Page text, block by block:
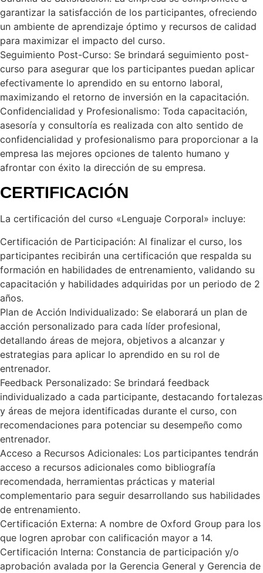
garantizar la satisfacción de los participantes, ofreciendo
un ambiente de aprendizaje óptimo y recursos de calidad
para maximizar el impacto del curso.
Seguimiento Post-Curso: Se brindará seguimiento post-
curso para asegurar que los participantes puedan aplicar
efectivamente lo aprendido en su entorno laboral,
maximizando el retorno de inversión en la capacitación.
Confidencialidad y Profesionalismo: Toda capacitación,
asesoría y consultoría es realizada con alto sentido de
confidencialidad y profesionalismo para proporcionar a la
empresa las mejores opciones de talento humano y
afrontar con éxito la dirección de su empresa.
CERTIFICACIÓN
La certificación del curso «Lenguaje Corporal» incluye:
Certificación de Participación: Al finalizar el curso, los
participantes recibirán una certificación que respalda su
formación en habilidades de entrenamiento, validando su
capacitación y habilidades adquiridas por un periodo de 2
años.
Plan de Acción Individualizado: Se elaborará un plan de
acción personalizado para cada líder profesional,
detallando áreas de mejora, objetivos a alcanzar y
estrategias para aplicar lo aprendido en su rol de
entrenador.
Feedback Personalizado: Se brindará feedback
individualizado a cada participante, destacando fortalezas
y áreas de mejora identificadas durante el curso, con
recomendaciones para potenciar su desempeño como
entrenador.
Acceso a Recursos Adicionales: Los participantes tendrán
acceso a recursos adicionales como bibliografía
recomendada, herramientas prácticas y material
complementario para seguir desarrollando sus habilidades
de entrenamiento.
Certificación Externa: A nombre de Oxford Group para los
que logren aprobar con calificación mayor a 14.
Certificación Interna: Constancia de participación y/o
aprobación avalada por la Gerencia General y Gerencia de